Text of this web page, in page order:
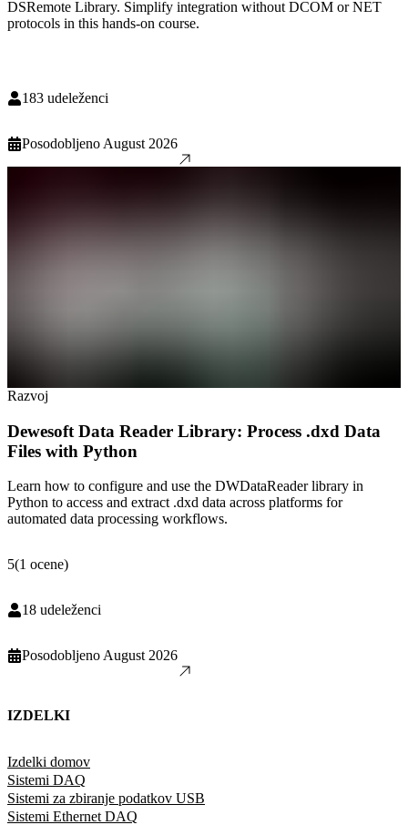
DSRemote Library. Simplify integration without DCOM or NET
protocols in this hands-on course.
183 udeleženci
Posodobljeno August 2026
Razvoj
Dewesoft Data Reader Library: Process .dxd Data
Files with Python
Learn how to configure and use the DWDataReader library in
Python to access and extract .dxd data across platforms for
automated data processing workflows.
5(1 ocene)
18 udeleženci
Posodobljeno August 2026
IZDELKI
Izdelki domov
Sistemi DAQ
Sistemi za zbiranje podatkov USB
Sistemi Ethernet DAQ